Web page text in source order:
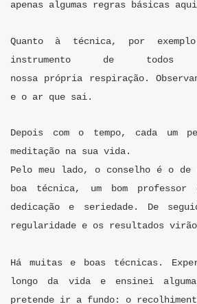
apenas algumas regras básicas
Quanto à técnica, por
instrumento de
nossa própria respiração.
e o ar que sai.
Depois com o tempo, cada um
meditação na sua vida.
Pelo meu lado, o conselho é o de
boa técnica, um bom professor
dedicação e seriedade. De
regularidade e os resultados virão!
Há muitas e boas técnicas.
longo da vida e ensinei
pretende ir a fundo: o